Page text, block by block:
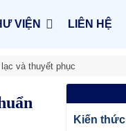
VIỆN LIÊN HỆ
và thuyết phục
Kiến thức